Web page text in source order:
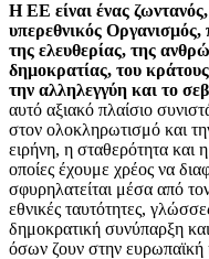
Η ΕΕ είναι ένας
υπερεθνικός Οργανισμός,
της ελευθερίας, της
δημοκρατίας, του
την αλληλεγγύη και το
αυτό αξιακό πλαίσιο
στον ολοκληρωτισμό και
ειρήνη, η σταθερότητα και η
οποίες έχουμε χρέος να
σφυρηλατείται μέσα από
εθνικές ταυτότητες,
δημοκρατική συνύπαρξη
όσων ζουν στην ευρωπαϊκή